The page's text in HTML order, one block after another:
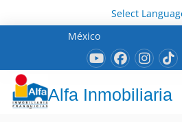
Select
México
Alfa Inmobiliaria